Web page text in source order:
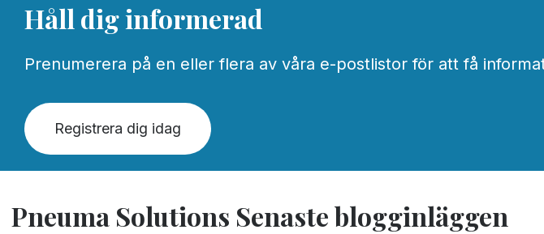
Håll dig informerad
Prenumerera på en eller flera av våra e-postlistor för att få
Registrera dig idag
Pneuma Solutions Senaste blogginläggen